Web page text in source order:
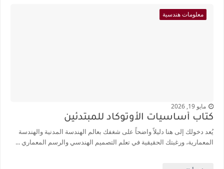
معلومات هندسية
مايو 19, 2026
كتاب أساسيات الأوتوكاد للمبتدئين
يُعد دخولك إلى هنا دليلاً واضحاً على شغفك بعالم الهندسة المدنية والهندسة
المعمارية، ورغبتك الحقيقية في تعلم التصميم الهندسي والرسم المعماري ...